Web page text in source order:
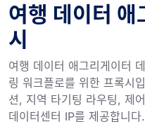
여행 데이터 애
시
여행 데이터 애그리게이터
링 워크플로를 위한 프록시
션, 지역 타기팅 라우팅, 제
데이터센터 IP를 제공합니다.